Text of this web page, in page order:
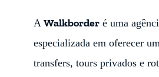
A Walkborder é uma
especializada em oferecer
transfers, tours privados e